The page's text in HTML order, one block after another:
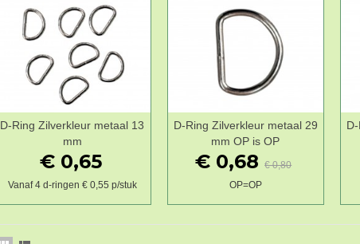
Wenslijst
D-Ring Zilverkleur metaal 13
mm
€ 0,65
Vanaf 4 d-ringen € 0,55 p/stuk
Wenslijst
D-Ring Zilverkleur metaal 29
mm OP is OP
€ 0,68 € 0,80
OP=OP